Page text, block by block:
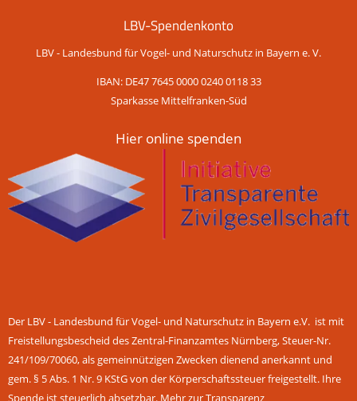
LBV-Spendenkonto
LBV - Landesbund für Vogel- und Naturschutz in Bayern e. V.
IBAN: DE47 7645 0000 0240 0118 33
Sparkasse Mittelfranken-Süd
Hier online spenden
Der LBV - Landesbund für Vogel- und Naturschutz in Bayern e.V. ist mit
Freistellungsbescheid des Zentral-Finanzamtes Nürnberg, Steuer-Nr.
241/109/70060, als gemeinnützigen Zwecken dienend anerkannt und
gem. § 5 Abs. 1 Nr. 9 KStG von der Körperschaftssteuer freigestellt. Ihre
Spende ist steuerlich absetzbar. Mehr zur Transparenz